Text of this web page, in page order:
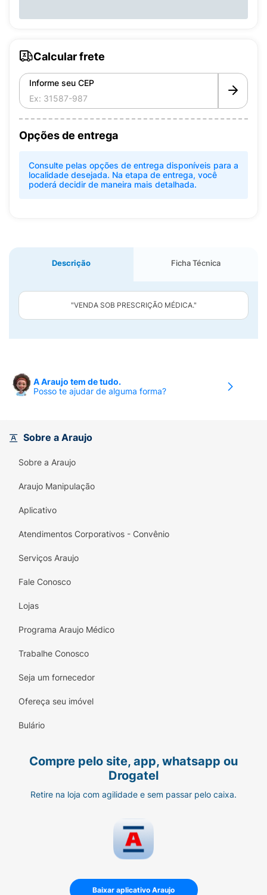
Calcular frete
Informe seu CEP
Opções de entrega
Consulte pelas opções de entrega disponíveis para a
localidade desejada. Na etapa de entrega, você
poderá decidir de maneira mais detalhada.
Descrição Ficha Técnica
"VENDA SOB PRESCRIÇÃO MÉDICA."
A Araujo tem de tudo.
Posso te ajudar de alguma forma?
Sobre a Araujo
Sobre a Araujo
Araujo Manipulação
Aplicativo
Atendimentos Corporativos - Convênio
Serviços Araujo
Fale Conosco
Lojas
Programa Araujo Médico
Trabalhe Conosco
Seja um fornecedor
Ofereça seu imóvel
Bulário
Compre pelo site, app, whatsapp ou
Drogatel
Retire na loja com agilidade e sem passar pelo caixa.
Baixar aplicativo Araujo